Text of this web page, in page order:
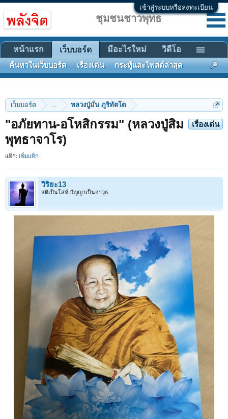
เข้าสู่ระบบหรือลงทะเบียน
เว็บบอร์ด ... หลวงปู่มั่น ภูริทัตโต
เรื่องเด่น
"อภัยทาน-อโหสิกรรม" (หลวงปู่สิม
พุทธาจาโร)
แท็ก: เพิ่มแท็ก
วิริยะ13
สติเป็นโล่ห์ ปัญญาเป็นอาวุธ
ชุมชนชาวพุทธ
หน้าแรก เว็บบอร์ด
ค้นหาในเว็บบอร์ด เรื่องเด่น กระทู้และโพสต์ล่าสุด
มีอะไรใหม่ วิดีโอ